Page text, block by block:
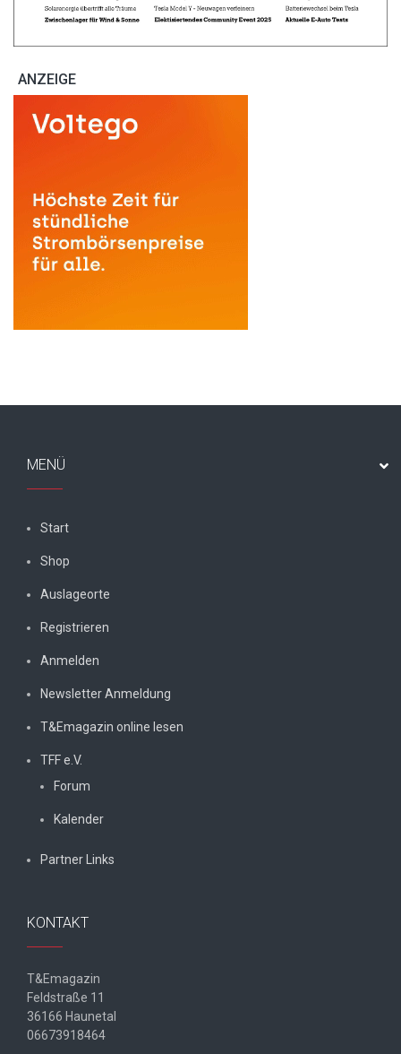
ANZEIGE
MENÜ
Start
Shop
Auslageorte
Registrieren
Anmelden
Newsletter Anmeldung
T&Emagazin online lesen
TFF e.V.
Forum
Kalender
Partner Links
KONTAKT
T&Emagazin
Feldstraße 11
36166 Haunetal
06673918464